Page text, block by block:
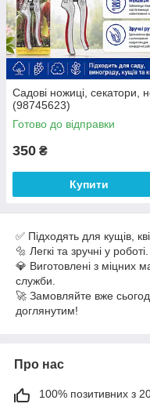
Садові ножиці, секатори,
(98745623)
Готово до відправки
350 ₴
Купити
✅ Підходять для кущів,
🔩 Легкі та зручні у роботі.
💎 Виготовлені з міцних
служби.
🚀 Замовляйте вже
доглянутим!
Про нас
100% позитивних з